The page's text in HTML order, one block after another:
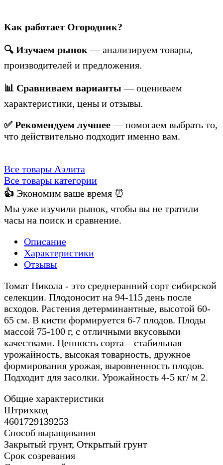
Как работает Огородник?
🔍 Изучаем рынок — анализируем товары,
производителей и предложения.
📊 Сравниваем варианты — оцениваем
характеристики, цены и отзывы.
✅ Рекомендуем лучшее— помогаем выбрать то,
что действительно подходит именно вам.
Все товары Аэлита
Все товары категории
👍 Экономим ваше время ⏰
Мы уже изучили рынок, чтобы вы не тратили
часы на поиск и сравнение.
Описание
Характеристики
Отзывы
Томат Никола - это среднеранний сорт сибирской
селекции. Плодоносит на 94-115 день после
всходов. Растения детерминантные, высотой 60-
65 см. В кисти формируется 6-7 плодов. Плоды
массой 75-100 г, с отличными вкусовыми
качествами. Ценность сорта – стабильная
урожайность, высокая товарность, дружное
формирования урожая, выровненность плодов.
Подходит для засолки. Урожайность 4-5 кг/ м 2.
Общие характеристики
Штрихкод
4601729139253
Способ выращивания
Закрытый грунт, Открытый грунт
Срок созревания